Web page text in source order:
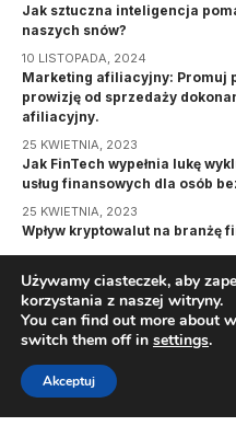
By using this site, you agree to the
Terms of Use
Jak sztuczna inteligencja
naszych snów?
10 LISTOPADA, 2024
Marketing afiliacyjny: Promuj
prowizję od sprzedaży
afiliacyjny.
25 KWIETNIA, 2023
Jak FinTech wypełnia lukę
usług finansowych dla osób
25 KWIETNIA, 2023
Wpływ kryptowalut na branżę
25 KWIETNIA, 2023
Informacje
Polityka Prywatności
Regulamin serwisu
Używamy ciasteczek, aby
korzystania z naszej witryny.
You can find out more about
switch them off in settings.
Akceptuj